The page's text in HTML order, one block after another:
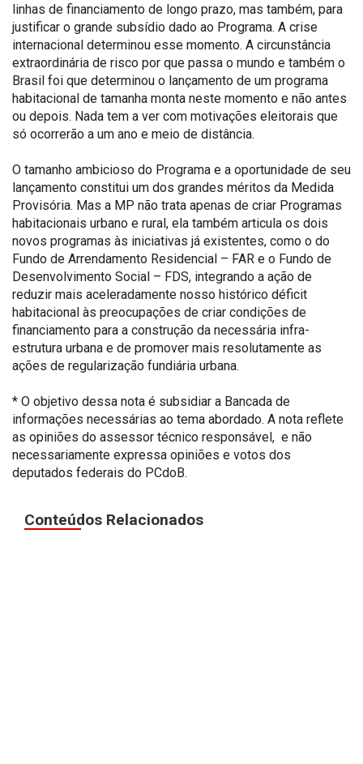
linhas de financiamento de longo prazo, mas também, para
justificar o grande subsídio dado ao Programa. A crise
internacional determinou esse momento. A circunstância
extraordinária de risco por que passa o mundo e também o
Brasil foi que determinou o lançamento de um programa
habitacional de tamanha monta neste momento e não antes
ou depois. Nada tem a ver com motivações eleitorais que
só ocorrerão a um ano e meio de distância.
O tamanho ambicioso do Programa e a oportunidade de seu
lançamento constitui um dos grandes méritos da Medida
Provisória. Mas a MP não trata apenas de criar Programas
habitacionais urbano e rural, ela também articula os dois
novos programas às iniciativas já existentes, como o do
Fundo de Arrendamento Residencial – FAR e o Fundo de
Desenvolvimento Social – FDS, integrando a ação de
reduzir mais aceleradamente nosso histórico déficit
habitacional às preocupações de criar condições de
financiamento para a construção da necessária infra-
estrutura urbana e de promover mais resolutamente as
ações de regularização fundiária urbana.
* O objetivo dessa nota é subsidiar a Bancada de
informações necessárias ao tema abordado. A nota reflete
as opiniões do assessor técnico responsável, e não
necessariamente expressa opiniões e votos dos
deputados federais do PCdoB.
Conteúdos Relacionados